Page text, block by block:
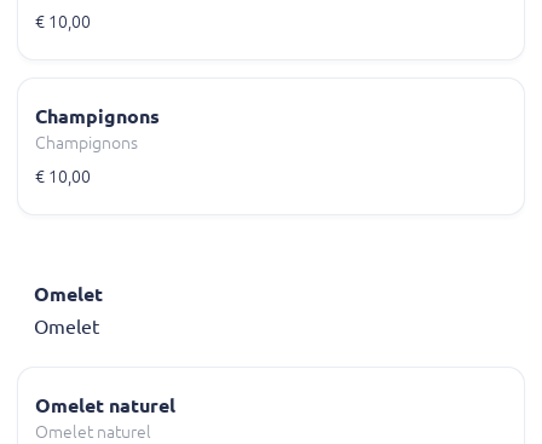
€ 10,00
Champignons
Champignons
€ 10,00
Omelet
Omelet
Omelet naturel
Omelet naturel